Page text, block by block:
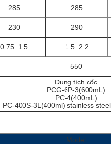
285
285
230
290
0.75 1.5 1.5 2.2
550
Dung tích cốc
PCG-6P-3(600mL)
PC-4(400mL)
PC-400S-3L(400ml) stainless
Model